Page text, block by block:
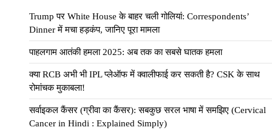
Trump पर White House के बाहर चली गोलियां: Correspondents’
Dinner में मचा हड़कंप, जानिए पूरा मामला
पाहलगाम आतंकी हमला 2025: अब तक का सबसे घातक हमला
क्या RCB अभी भी IPL प्लेऑफ में क्वालीफाई कर सकती है? CSK के साथ
रोमांचक मुकाबला!
सर्वाइकल कैंसर (ग्रीवा का कैंसर): सबकुछ सरल भाषा में समझिए (Cervical
Cancer in Hindi : Explained Simply)